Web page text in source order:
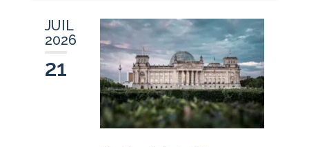
JUIL
2026
21